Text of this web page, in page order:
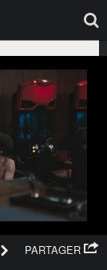
PARTAGER